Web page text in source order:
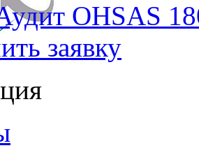
OHSAS
заявку